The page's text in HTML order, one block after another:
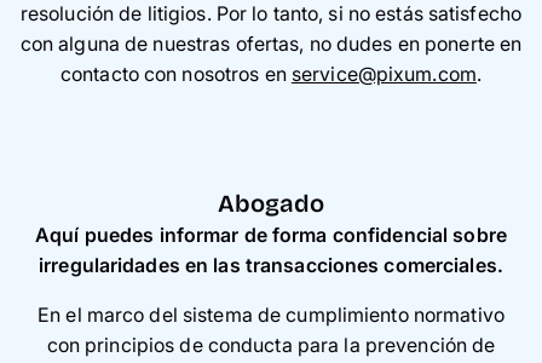
resolución de litigios. Por lo tanto, si no estás satisfecho
con alguna de nuestras ofertas, no dudes en ponerte en
contacto con nosotros en service@pixum.com.
Abogado
Aquí puedes informar de forma confidencial sobre
irregularidades en las transacciones comerciales.
En el marco del sistema de cumplimiento normativo
con principios de conducta para la prevención de